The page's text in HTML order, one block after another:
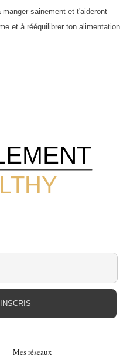
sainement et t'aideront
et à rééquilibrer ton alimentation.
Mes réseaux